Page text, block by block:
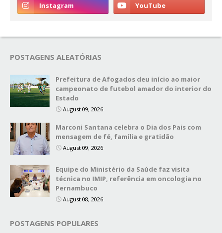
POSTAGENS ALEATÓRIAS
Prefeitura de Afogados deu início ao maior
campeonato de futebol amador do interior do
Estado
August 09, 2026
Marconi Santana celebra o Dia dos Pais com
mensagem de fé, família e gratidão
August 09, 2026
Equipe do Ministério da Saúde faz visita
técnica no IMIP, referência em oncologia no
Pernambuco
August 08, 2026
POSTAGENS POPULARES